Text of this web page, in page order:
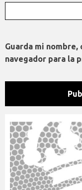
Guarda mi
navegador para la